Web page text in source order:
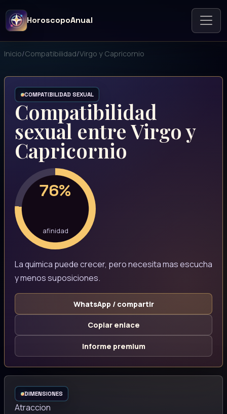
HoroscopoAnual
Inicio/Compatibilidad/Virgo y Capricornio
COMPATIBILIDAD SEXUAL
Compatibilidad
sexual entre Virgo y
Capricornio
76%
afinidad
La quimica puede crecer, pero necesita mas escucha
y menos suposiciones.
WhatsApp / compartir
Copiar enlace
Informe premium
DIMENSIONES
Atraccion